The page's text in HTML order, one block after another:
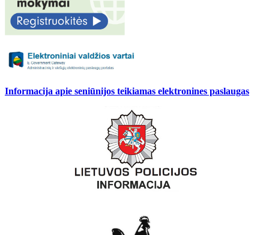
Informacija apie seniūnijos teikiamas elektronines paslaugas